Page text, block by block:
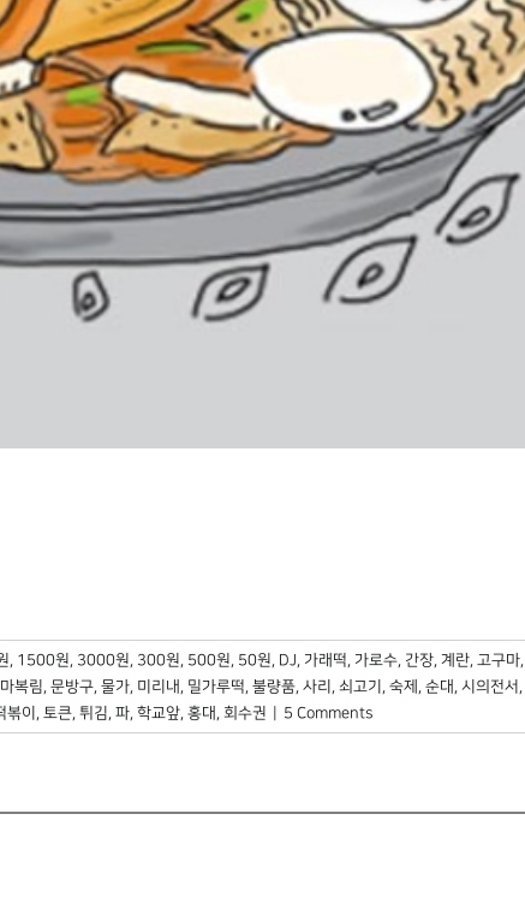
, 1500원, 3000원, 300원, 500원, 50원, DJ, 가래떡, 가로수, 간장, 계란, 고구마,
마복림, 문방구, 물가, 미리내 , 밀가루떡, 불량품, 사리 , 쇠고기 , 숙제 , 순대 , 시의전서 ,
볶이 , 토큰, 튀김, 파, 학교앞, 홍대 , 회수권 5 Comments